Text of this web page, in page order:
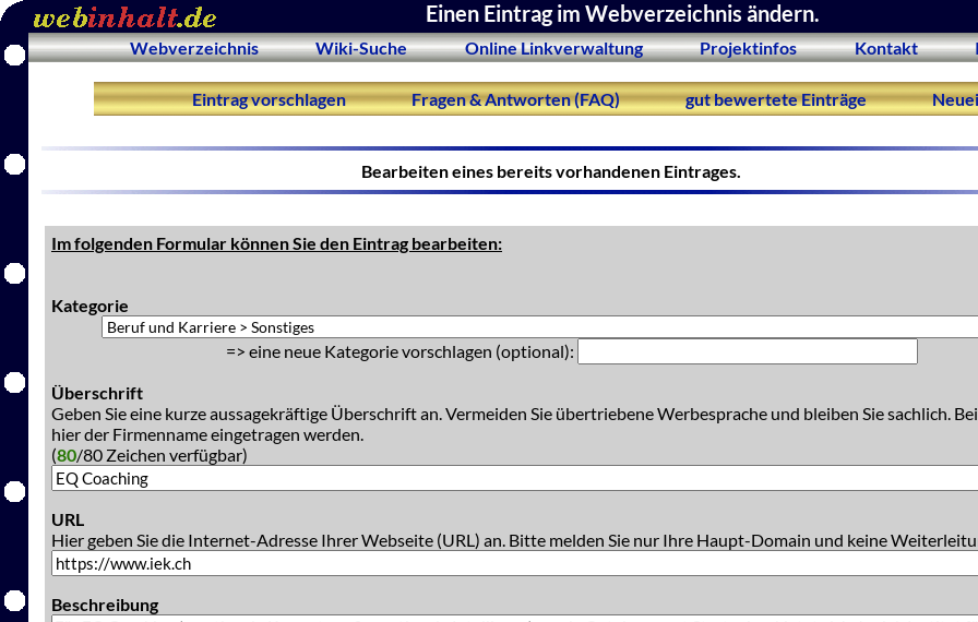
Einen Eintrag im Webverzeichnis ändern.
Webverzeichnis Wiki-Suche Online Linkverwaltung Projektinfos Kontakt
Eintrag vorschlagen Fragen & Antworten (FAQ) gut bewertete Einträge
Bearbeiten eines bereits vorhandenen Eintrages.
Im folgenden Formular können Sie den Eintrag bearbeiten:
Kategorie
=> eine neue Kategorie vorschlagen (optional):
Überschrift
Geben Sie eine kurze aussagekräftige Überschrift an. Vermeiden Sie übertriebene Werbesprache und bleiben Sie sachlich.
hier der Firmenname eingetragen werden.
(80/80 Zeichen verfügbar)
URL
Hier geben Sie die Internet-Adresse Ihrer Webseite (URL) an. Bitte melden Sie nur Ihre Haupt-Domain und keine
Beschreibung